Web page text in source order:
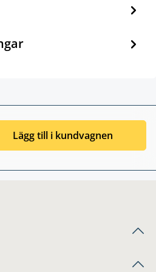
Lägg till i kundvagnen